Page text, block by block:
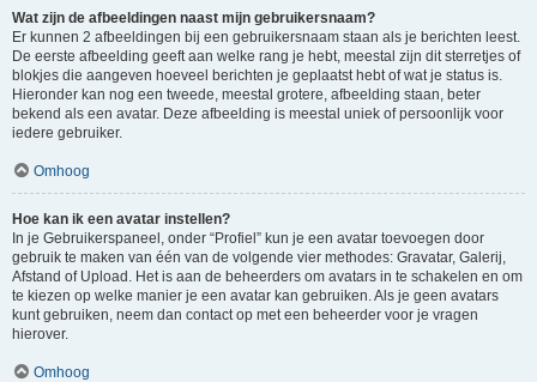
Wat zijn de afbeeldingen naast mijn gebruikersnaam?
Er kunnen 2 afbeeldingen bij een gebruikersnaam staan als je berichten leest.
De eerste afbeelding geeft aan welke rang je hebt, meestal zijn dit sterretjes of
blokjes die aangeven hoeveel berichten je geplaatst hebt of wat je status is.
Hieronder kan nog een tweede, meestal grotere, afbeelding staan, beter
bekend als een avatar. Deze afbeelding is meestal uniek of persoonlijk voor
iedere gebruiker.
Omhoog
Hoe kan ik een avatar instellen?
In je Gebruikerspaneel, onder “Profiel” kun je een avatar toevoegen door
gebruik te maken van één van de volgende vier methodes: Gravatar, Galerij,
Afstand of Upload. Het is aan de beheerders om avatars in te schakelen en om
te kiezen op welke manier je een avatar kan gebruiken. Als je geen avatars
kunt gebruiken, neem dan contact op met een beheerder voor je vragen
hierover.
Omhoog